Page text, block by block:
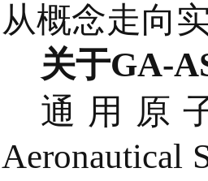
从概念走向
关于GA-
通用原
Aeronautical